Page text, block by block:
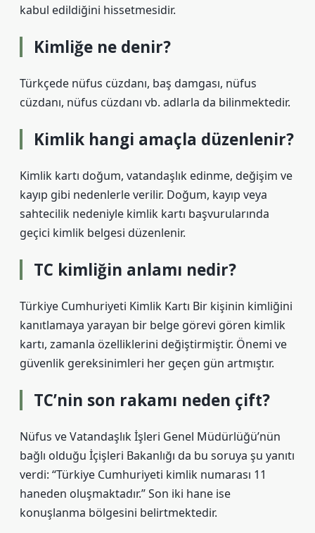
kabul edildiğini hissetmesidir.
Kimliğe ne denir?
Türkçede nüfus cüzdanı, baş damgası, nüfus
cüzdanı, nüfus cüzdanı vb. adlarla da bilinmektedir.
Kimlik hangi amaçla düzenlenir?
Kimlik kartı doğum, vatandaşlık edinme, değişim ve
kayıp gibi nedenlerle verilir. Doğum, kayıp veya
sahtecilik nedeniyle kimlik kartı başvurularında
geçici kimlik belgesi düzenlenir.
TC kimliğin anlamı nedir?
Türkiye Cumhuriyeti Kimlik Kartı Bir kişinin kimliğini
kanıtlamaya yarayan bir belge görevi gören kimlik
kartı, zamanla özelliklerini değiştirmiştir. Önemi ve
güvenlik gereksinimleri her geçen gün artmıştır.
TC’nin son rakamı neden çift?
Nüfus ve Vatandaşlık İşleri Genel Müdürlüğü’nün
bağlı olduğu İçişleri Bakanlığı da bu soruya şu yanıtı
verdi: “Türkiye Cumhuriyeti kimlik numarası 11
haneden oluşmaktadır.” Son iki hane ise
konuşlanma bölgesini belirtmektedir.